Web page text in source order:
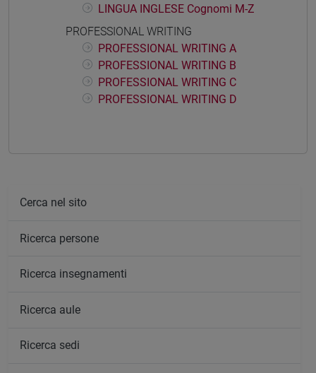
LINGUA INGLESE Cognomi M-Z
PROFESSIONAL WRITING
PROFESSIONAL WRITING A
PROFESSIONAL WRITING B
PROFESSIONAL WRITING C
PROFESSIONAL WRITING D
Cerca nel sito
Ricerca persone
Ricerca insegnamenti
Ricerca aule
Ricerca sedi